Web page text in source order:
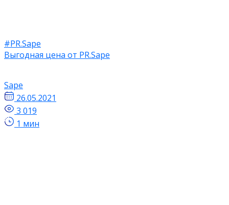
#PR.Sape
Выгодная цена от PR.Sape
Sape
26.05.2021
3 019
1 мин